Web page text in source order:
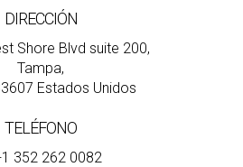
DIRECCIÓN
Shore Blvd suite 200,
Tampa,
Estados Unidos
TELÉFONO
352 262 0082